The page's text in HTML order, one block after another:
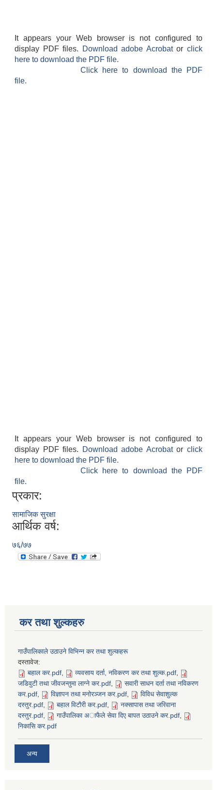
It appears your Web browser is not configured to
display PDF files.
Download adobe Acrobatorclick
here to download the PDF file.
Click here to download the PDF
file.
It appears your Web browser is not configured to
display PDF files.
Download adobe Acrobatorclick
here to download the PDF file.
Click here to download the PDF
file.
प्रकार:
सामाजिक सुरक्षा
आर्थिक वर्ष:
७६/७७
कर तथा शुल्कहरु
गाउँपालिकाले उठाउने विभिन्न कर तथा शुल्कहरू
दस्तावेज:
बहाल कर.pdf, व्यवसाय दर्ता, नविकरण कर तथा शुल्क.pdf,
जडिवुटी तथा जीवजन्तुमा लाग्ने कर.pdf,
सवारी साधन दर्ता तथा नविकरण
कर.pdf, विज्ञापन तथा मनोरञ्जन कर.pdf,
विविध सेवाशुल्क
दस्तुर.pdf, बहाल विटाैरी कर.pdf,
नक्सापास तथा जरिवाना
दस्तुर.pdf, गाउँपालिका अाफैले सेवा दिए बापत उठाउने कर.pdf,
निकासि कर.pdf
अन्य